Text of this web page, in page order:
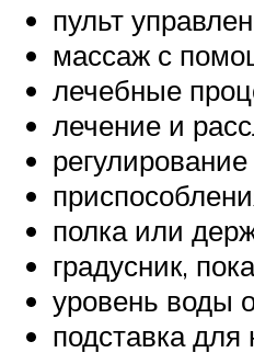
пульт
массаж с
лечебные
лечение и
полка или
градусник,
уровень воды
подставка для